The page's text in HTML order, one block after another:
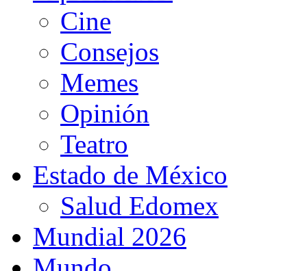
Cine
Consejos
Memes
Opinión
Teatro
Estado de México
Salud Edomex
Mundial 2026